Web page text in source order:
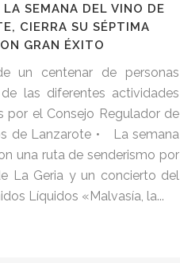
LA SEMANA DEL VINO DE
CIERRA SU SÉPTIMA
GRAN ÉXITO
centenar de personas
las diferentes actividades
por el Consejo Regulador de
de Lanzarote • La semana
una ruta de senderismo por
La Geria y un concierto del
Líquidos «Malvasía, la...